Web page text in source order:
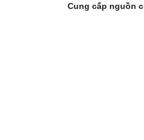
Cung cấp nguồn